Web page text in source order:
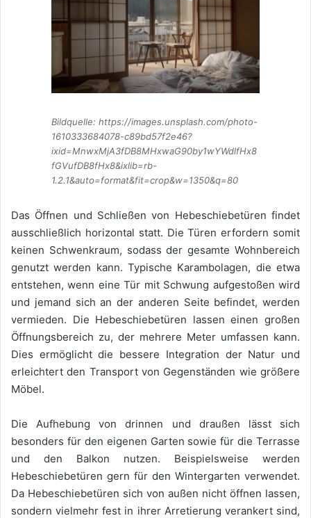
Bildquelle: https://images.unsplash.com/photo-
1610333684078-c89bd57f2e46?
ixid=MnwxMjA3fDB8MHxwaG90by1wYWdlfHx8
fGVufDB8fHx8&ixlib=rb-
1.2.1&auto=format&fit=crop&w=1350&q=80
Das Öffnen und Schließen von Hebeschiebetüren findet
ausschließlich horizontal statt. Die Türen erfordern somit
keinen Schwenkraum, sodass der gesamte Wohnbereich
genutzt werden kann. Typische Karambolagen, die etwa
entstehen, wenn eine Tür mit Schwung aufgestoßen wird
und jemand sich an der anderen Seite befindet, werden
vermieden. Die Hebeschiebetüren lassen einen großen
Öffnungsbereich zu, der mehrere Meter umfassen kann.
Dies ermöglicht die bessere Integration der Natur und
erleichtert den Transport von Gegenständen wie größere
Möbel.
Die Aufhebung von drinnen und draußen lässt sich
besonders für den eigenen Garten sowie für die Terrasse
und den Balkon nutzen. Beispielsweise werden
Hebeschiebetüren gern für den Wintergarten verwendet.
Da Hebeschiebetüren sich von außen nicht öffnen lassen,
sondern vielmehr fest in ihrer Arretierung verankert sind,